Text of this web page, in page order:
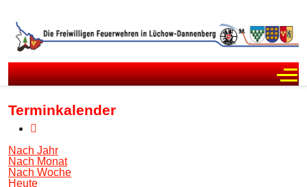
Terminkalender
Nach Jahr
Nach Monat
Nach Woche
Heute